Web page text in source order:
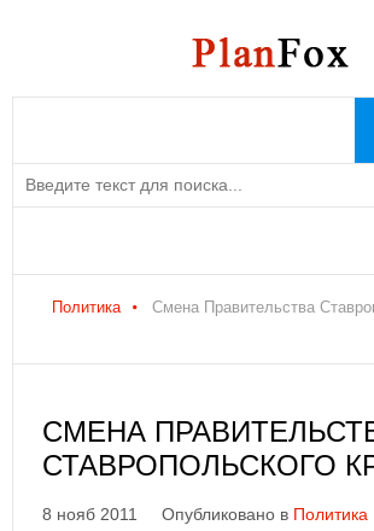
Политика Смена Правительства
СМЕНА
СТАВРОПОЛЬСКОГО
8 нояб 2011 Опубликовано в Политика